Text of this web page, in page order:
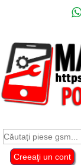
Creeaţi un cont